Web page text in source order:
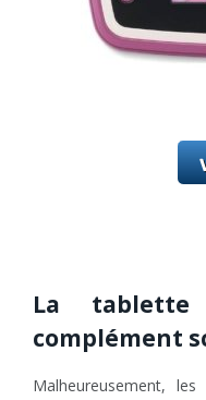
La tablette
complément
Malheureusement,